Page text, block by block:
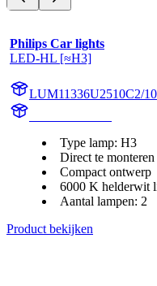
Philips Car lights
LED-HL [≈H3]
LUM11336U2510C2/10
Type lamp: H3
Direct te
Compact ontwerp
6000 K helderwit
Aantal lampen: 2
Product bekijken